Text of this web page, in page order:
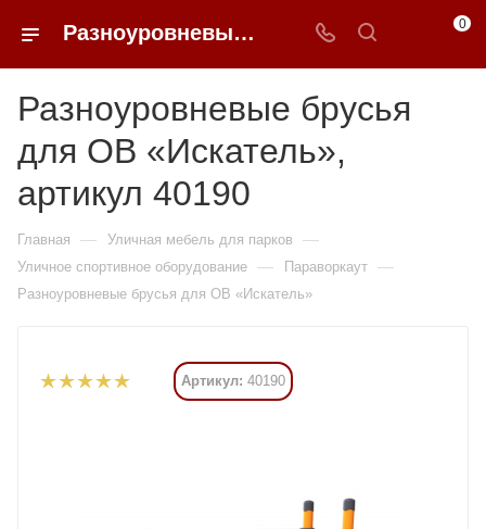
Разноуровневые брусья для ОВ «Искатель» купить в Москве от 63 630 ₽ - 0FFER 0
Разноуровневые брусья
для ОВ «Искатель»,
артикул 40190
Главная — Уличная мебель для парков —
Уличное спортивное оборудование — Параворкаут —
Разноуровневые брусья для ОВ «Искатель»
Артикул: 40190